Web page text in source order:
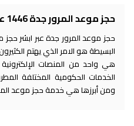
حجز موعد المرور جدة 1446 عبر ابشر
حجز موعد المرور جدة عبر ابشر حجز
البسيطة هو الامر الذي يهتم
هي واحد من المنصات
الخدمات الحكومية المختلفة
ومن أبرزها هي خدمة حجز موعد